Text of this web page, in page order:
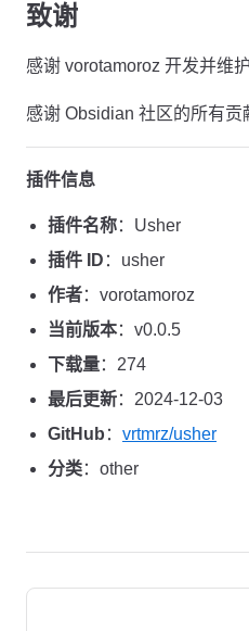
致谢
感谢 vorotamoroz 开发并维
感谢 Obsidian 社区的所有贡
插件信息
插件名称：Usher
插件 ID ：usher
作者：vorotamoroz
当前版本：v0.0.5
下载量：274
最后更新：2024-12-03
GitHub ： vrtmrz/usher
分类：other
Pager